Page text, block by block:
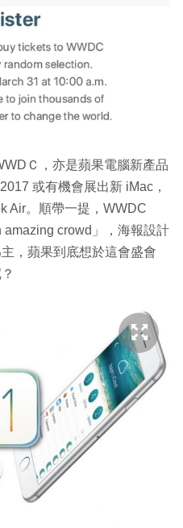
Ｃ，亦是蘋果電腦新產品
或有機會展出新 iMac，
Air。順帶一提，WWDC
crowd」，海報設計
，蘋果到底想於這會盛會